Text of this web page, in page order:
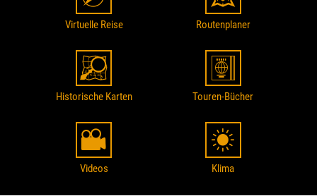
Virtuelle Reise Routenplaner
Historische Karten Touren-Bücher
Videos Klima